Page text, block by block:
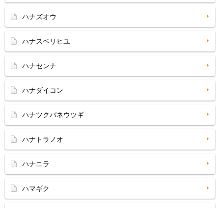
ハナズオウ
ハナスベリヒユ
ハナセンナ
ハナダイコン
ハナツクバネウツギ
ハナトラノオ
ハナニラ
ハマギク